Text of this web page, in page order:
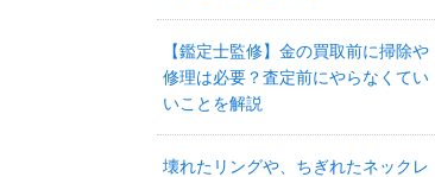
【鑑定士監修】金の買取前に掃除や
修理は必要？査定前にやらなくてい
いことを解説
壊れたリングや、ちぎれたネックレ